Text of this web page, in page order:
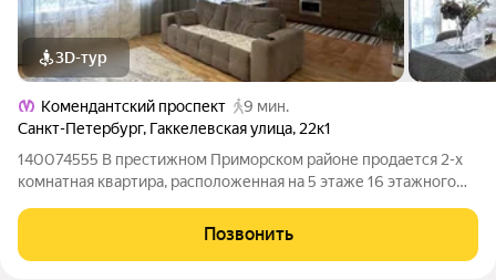
3D-тур
Комендантский проспект
9 мин.
Санкт-Петербург, Гаккелевская улица, 22к1
140074555 В престижном Приморском районе продается 2-х
комнатная квартира, расположенная на 5 этаже 16 этажного
индивидуальному проекту. Площадь квартиры составляет 82.7
кв.м,из них жилая 41.1 кв.м,комнаты
Позвонить